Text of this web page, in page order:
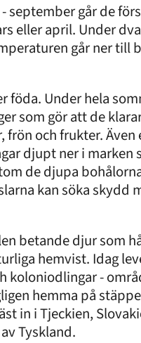
september går de
eller april. Under
går ner till
föda. Under hela
som gör att de
och frukter. Även
djupt ner i marken
de djupa
kan söka skydd
betande djur som
hemvist. Idag
koloniodlingar -
hemma på
in i Tjeckien,
Tyskland.